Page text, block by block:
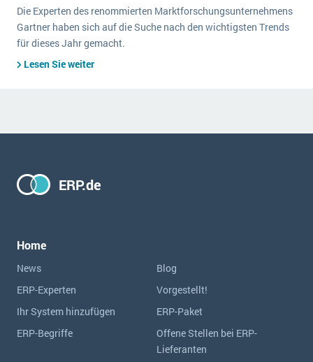
Die Experten des renommierten Marktforschungsunternehmens
Gartner haben sich auf die Suche nach den wichtigsten Trends
für dieses Jahr gemacht.
Lesen Sie weiter
ERP.de
Home
News
Blog
ERP-Experten
Vorgestellt!
Ihr System hinzufügen
ERP-Paket
ERP-Begriffe
Offene Stellen bei ERP-
Lieferanten